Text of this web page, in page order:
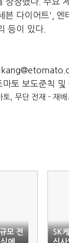
상장했다. 주요
븐 다이어트', 엔
등이 있다.
토 보도준칙
, 무단 전재 - 재배
모 전
SK